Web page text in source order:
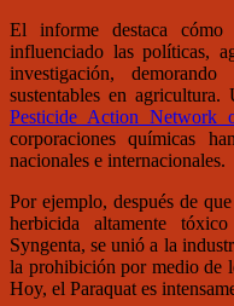
El informe destaca cómo
influenciado las políticas,
investigación,
sustentables en
Pesticide Action Network
corporaciones químicas
nacionales e internacionales.
Por ejemplo, después de
herbicida altamente
Syngenta, se unió a la
la prohibición por medio de
Hoy, el Paraquat es